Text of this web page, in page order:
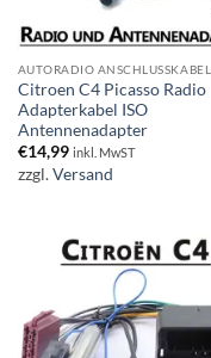
AUTORADIO ANSCHLUSSKABEL
Citroen C4 Picasso Radio
Adapterkabel ISO
Antennenadapter
€14,99 inkl. MwST
zzgl.Versand